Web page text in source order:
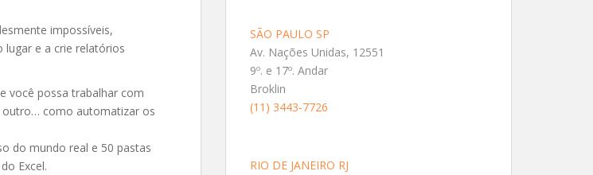
impossíveis,
lugar e a crie relatórios
você possa trabalhar com
outro… como automatizar os
do mundo real e 50 pastas
Excel.
SÃO PAULO SP
Av. Nações Unidas, 12551
9º. e 17º. Andar
Broklin
(11) 3443-7726
RIO DE JANEIRO RJ